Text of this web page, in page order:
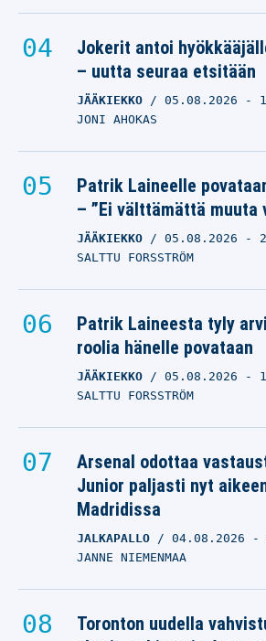
Jokerit antoi
– uutta seuraa etsitään
JÄÄKIEKKO 05.08.2026 -
JONI AHOKAS
Patrik Laineelle
– ”Ei välttämättä muuta
JÄÄKIEKKO 05.08.2026 -
SALTTU FORSSTRÖM
Patrik Laineesta tyly
roolia hänelle povataan
JÄÄKIEKKO 05.08.2026 -
SALTTU FORSSTRÖM
Arsenal odottaa
Junior paljasti nyt
Madridissa
JALKAPALLO 04.08.2026 -
JANNE NIEMENMAA
Toronton uudella